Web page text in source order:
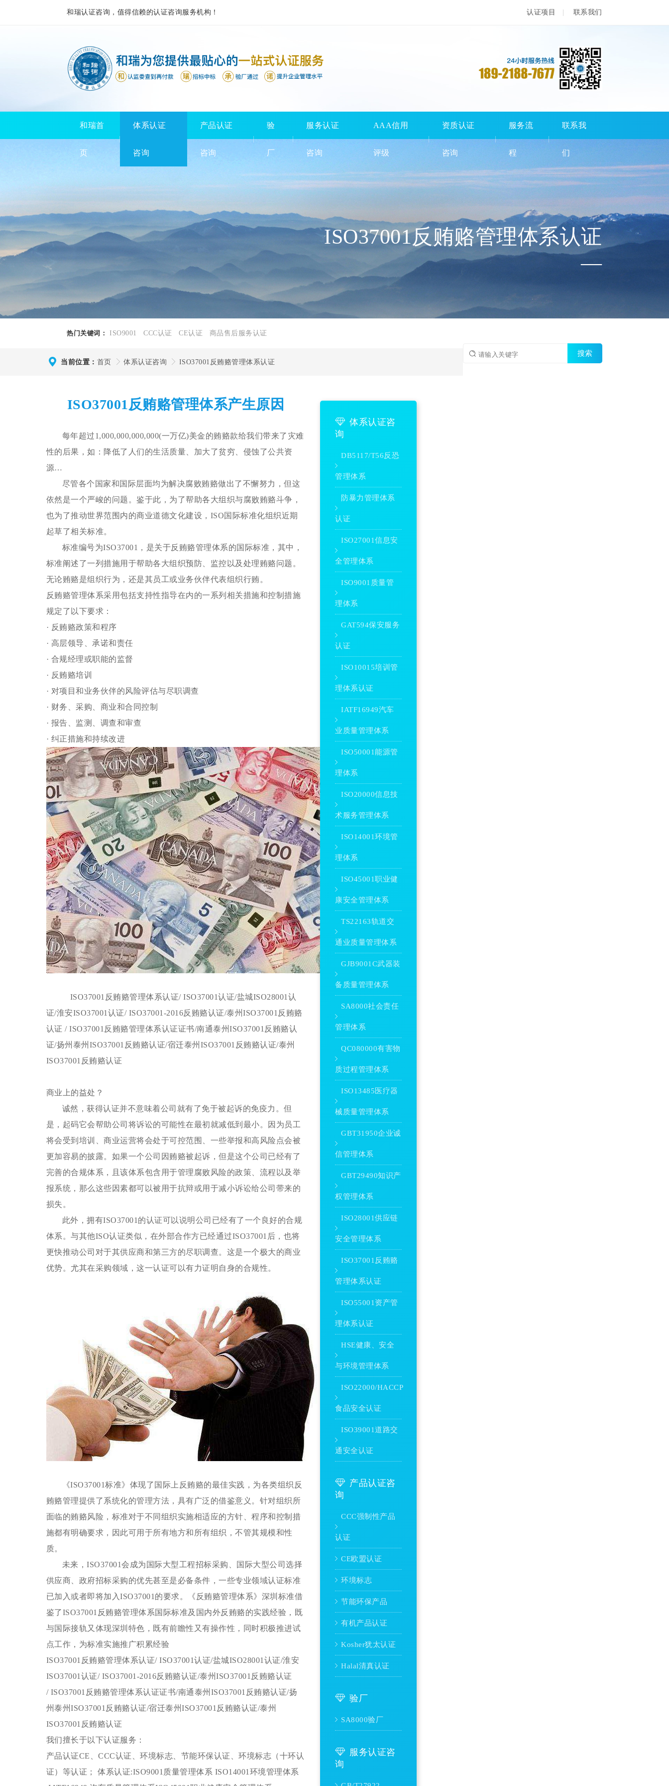
和瑞认证咨询，值得信赖的认证咨询服务机构！ 认证项目 联系我们
和瑞首
页
体系认证
咨询
产品认证
咨询
验
厂
服务认证
咨询
AAA信用
评级
资质认证
咨询
服务流
程
联系我
们
ISO37001反贿赂管理体系认证
—
热门关键词： ISO9001 CCC认证 CE认证 商品售后服务认证
搜索
当前位置： 首页 体系认证咨询 ISO37001反贿赂管理体系认证
ISO37001反贿赂管理体系产生原因
每年超过1,000,000,000,000(一万亿)美金的贿赂款给我们带来了灾难
性的后果，如：降低了人们的生活质量、加大了贫穷、侵蚀了公共资
源…
尽管各个国家和国际层面均为解决腐败贿赂做出了不懈努力，但这
依然是一个严峻的问题。鉴于此，为了帮助各大组织与腐败贿赂斗争，
也为了推动世界范围内的商业道德文化建设， ISO国际标准化组织近期
起草了相关标准。
标准编号为ISO37001，是关于反贿赂管理体系的国际标准，其中，
标准阐述了一列措施用于帮助各大组织预防、监控以及处理贿赂问题。
无论贿赂是组织行为，还是其员工或业务伙伴代表组织行贿。
反贿赂管理体系采用包括支持性指导在内的一系列相关措施和控制措施
规定了以下要求：
· 反贿赂政策和程序
· 高层领导、承诺和责任
· 合规经理或职能的监督
· 反贿赂培训
· 对项目和业务伙伴的风险评估与尽职调查
· 财务、采购、商业和合同控制
· 报告、监测、调查和审查
· 纠正措施和持续改进
ISO37001反贿赂管理体系认证/ ISO37001认证/盐城ISO28001 认
证/淮安ISO37001 认证/ ISO37001-2016反贿赂认证/泰州ISO37001反贿赂
认证 / ISO37001反贿赂管理体系认证证书/南通泰州ISO37001反贿赂认
证/扬州泰州ISO37001反贿赂认证/宿迁泰州ISO37001反贿赂认证/泰州
ISO37001反贿赂认证
商业上的益处？
诚然，获得认证并不意味着公司就有了免于被起诉的免疫力。但
是，起码它会帮助公司将诉讼的可能性在最初就减低到最小。因为员工
将会受到培训、商业运营将会处于可控范围、一些举报和高风险点会被
更加容易的披露。如果一个公司因贿赂被起诉，但是这个公司已经有了
完善的合规体系，且该体系包含用于管理腐败风险的政策、流程以及举
报系统，那么这些因素都可以被用于抗辩或用于减小诉讼给公司带来的
损失。
此外，拥有ISO37001的认证可以说明公司已经有了一个良好的合规
体系。与其他ISO认证类似，在外部合作方已经通过ISO37001后，也将
更快推动公司对于其供应商和第三方的尽职调查。这是一个极大的商业
优势。尤其在采购领域，这一认证可以有力证明自身的合规性。
《ISO37001标准》体现了国际上反贿赂的最佳实践，为各类组织反
贿赂管理提供了系统化的管理方法，具有广泛的借鉴意义。针对组织所
面临的贿赂风险，标准对于不同组织实施相适应的方针、程序和控制措
施都有明确要求，因此可用于所有地方和所有组织，不管其规模和性
质。
未来，ISO37001会成为国际大型工程招标采购、国际大型公司选择
供应商、政府招标采购的优先甚至是必备条件，一些专业领域认证标准
已加入或者即将加入ISO37001的要求。《反贿赂管理体系》深圳标准借
鉴了ISO37001反贿赂管理体系国际标准及国内外反贿赂的实践经验，既
与国际接轨又体现深圳特色，既有前瞻性又有操作性，同时积极推进试
点工作，为标准实施推广积累经验
ISO37001反贿赂管理体系认证/ ISO37001认证/盐城ISO28001 认证/淮安
ISO37001 认证/ ISO37001-2016反贿赂认证/泰州ISO37001反贿赂认证
/ ISO37001反贿赂管理体系认证证书/南通泰州ISO37001反贿赂认证/扬
州泰州ISO37001反贿赂认证/宿迁泰州ISO37001反贿赂认证/泰州
ISO37001反贿赂认证
我们擅长于以下认证服务：
产品认证CE、CCC认证、环境标志、节能环保认证、环境标志（十环认
证）等认证；体系认证:ISO9001质量管理体系 ISO14001环境管理体系
体系认证咨
询
DB5117/T56反恐
管理体系
防暴力管理体系
认证
ISO27001信息安
全管理体系
ISO9001质量管
理体系
GAT594保安服务
认证
ISO10015培训管
理体系认证
IATF16949汽车
业质量管理体系
ISO50001能源管
理体系
ISO20000信息技
术服务管理体系
ISO14001环境管
理体系
ISO45001职业健
康安全管理体系
TS22163轨道交
通业质量管理体系
GJB9001C武器装
备质量管理体系
SA8000社会责任
管理体系
QC080000有害物
质过程管理体系
ISO13485医疗器
械质量管理体系
GBT31950企业诚
信管理体系
GBT29490知识产
权管理体系
ISO28001供应链
安全管理体系
ISO37001反贿赂
管理体系认证
ISO55001资产管
理体系认证
HSE健康、安全
与环境管理体系
ISO22000/HACCP
食品安全认证
ISO39001道路交
通安全认证
产品认证咨
询
CCC强制性产品
认证
CE欧盟认证
环境标志
节能环保产品
有机产品认证
Kosher犹太认证
Halal清真认证
验厂
SA8000验厂
服务认证咨
询